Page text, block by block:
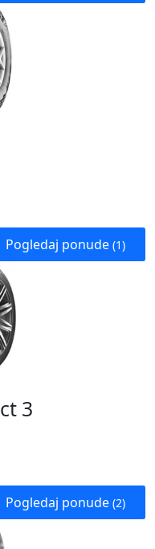
Pogledaj ponude (1)
3
Pogledaj ponude (2)